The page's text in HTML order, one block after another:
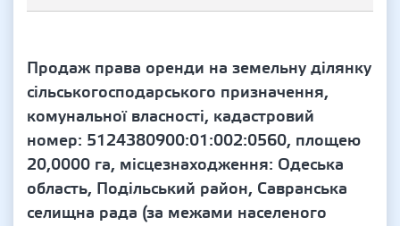
Продаж права оренди на земельну ділянку
сільськогосподарського призначення,
комунальної власності, кадастровий
номер: 5124380900:01:002:0560, площею
20,0000 га, місцезнаходження: Одеська
область, Подільський район, Савранська
селищна рада (за межами населеного